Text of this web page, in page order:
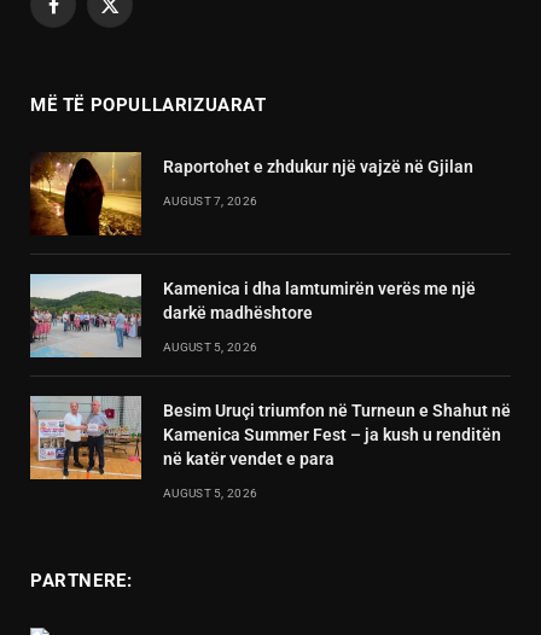
Facebook
X
MË TË POPULLARIZUARAT
Raportohet e zhdukur një vajzë në Gjilan
AUGUST 7, 2026
Kamenica i dha lamtumirën verës me një
darkë madhështore
AUGUST 5, 2026
Besim Uruçi triumfon në Turneun e Shahut në
Kamenica Summer Fest – ja kush u renditën
në katër vendet e para
AUGUST 5, 2026
PARTNERE: